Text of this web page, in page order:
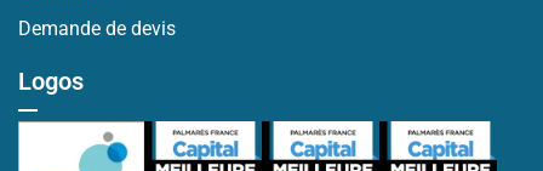
Demande de devis
Logos